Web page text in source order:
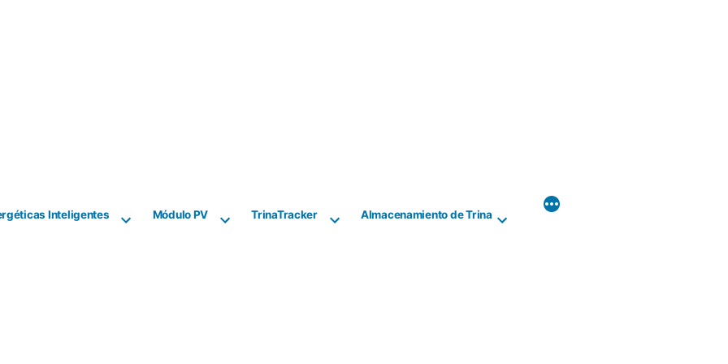
Inteligentes Módulo PV TrinaTracker Almacenamiento de Trina